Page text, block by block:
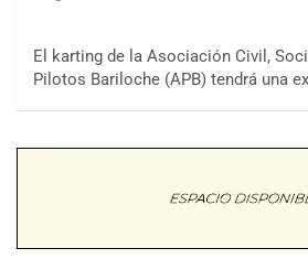
El karting de la Asociación Civil,
Pilotos Bariloche (APB) tendrá una